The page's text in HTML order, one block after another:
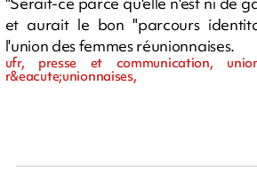
et aurait le bon "parcours
l'union des femmes réunionnaises.
ufr, presse et communication,
r&eacute;unionnaises,